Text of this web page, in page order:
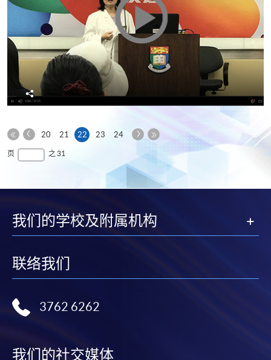
分
享
第
一
上
20 21 22本
23 24
下
最
页 之 31
我们的学校及附属机构
联络我们
3762 6262
我们的社交媒体